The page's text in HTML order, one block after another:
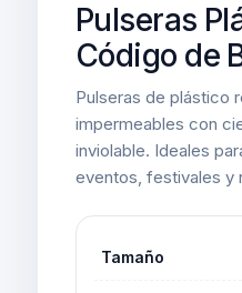
Pulseras
Código de
Pulseras de plástico
impermeables con
inviolable. Ideales
eventos, festivales y
Tamaño